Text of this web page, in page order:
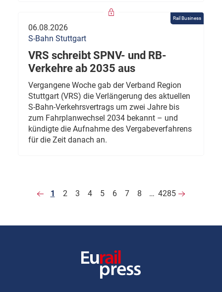
Rail Business
06.08.2026
S-Bahn Stuttgart
VRS schreibt SPNV- und RB-
Verkehre ab 2035 aus
Vergangene Woche gab der Verband Region
Stuttgart (VRS) die Verlängerung des aktuellen
S-Bahn-Verkehrsvertrags um zwei Jahre bis
zum Fahrplanwechsel 2034 bekannt – und
kündigte die Aufnahme des Vergabeverfahrens
für die Zeit danach an.
1 2 3 4 5 6 7 8 … 4285